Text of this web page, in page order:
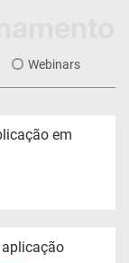
Webinars
em
aplicação